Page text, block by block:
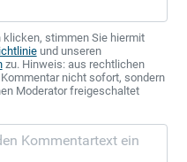
klicken, stimmen Sie hiermit
und unseren
zu. Hinweis: aus rechtlichen
nicht sofort, sondern
Moderator freigeschaltet